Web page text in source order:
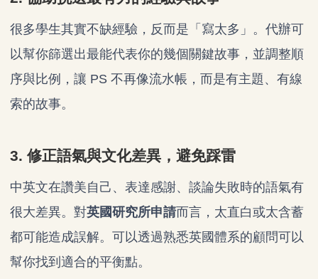
很多學生其實不缺經驗，反而是「寫太多」。代辦可
以幫你篩選出最能代表你的幾個關鍵故事，並調整順
序與比例，讓 PS 不再像流水帳，而是有主題、有線
索的故事。
3. 修正語氣與文化差異，避免踩雷
中英文在讚美自己、表達感謝、談論失敗時的語氣有
很大差異。對英國研究所申請而言，太直白或太含蓄
都可能造成誤解。可以透過熟悉英國體系的顧問可以
幫你找到適合的平衡點。